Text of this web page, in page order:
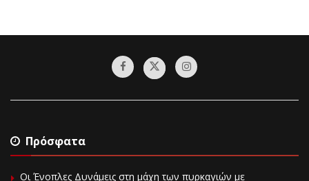
Πρόσφατα
Οι Ένοπλες Δυνάμεις στη μάχη των πυρκαγιών με